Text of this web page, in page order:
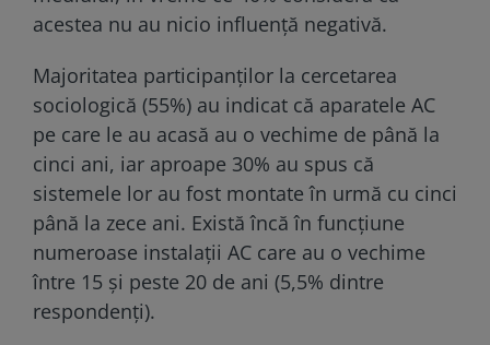
acestea nu au nicio influență negativă.
Majoritatea participanților la cercetarea
sociologică (55%) au indicat că aparatele AC
pe care le au acasă au o vechime de până la
cinci ani, iar aproape 30% au spus că
sistemele lor au fost montate în urmă cu cinci
până la zece ani. Există încă în funcțiune
numeroase instalații AC care au o vechime
între 15 și peste 20 de ani (5,5% dintre
respondenți).